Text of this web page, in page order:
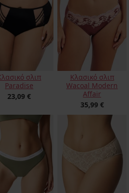
σλιπ
Paradise
23,09 €
Κλασικό σλιπ
Wacoal Modern
Affair
35,99 €